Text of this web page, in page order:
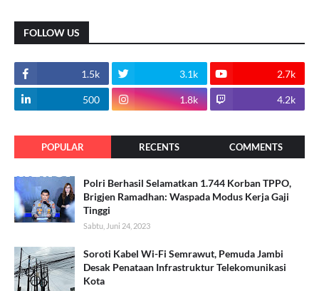
FOLLOW US
1.5k 3.1k 2.7k
500 1.8k 4.2k
POPULAR RECENTS COMMENTS
Polri Berhasil Selamatkan 1.744 Korban TPPO,
Brigjen Ramadhan: Waspada Modus Kerja Gaji
Tinggi
Sabtu, Juni 24, 2023
Soroti Kabel Wi-Fi Semrawut, Pemuda Jambi
Desak Penataan Infrastruktur Telekomunikasi
Kota